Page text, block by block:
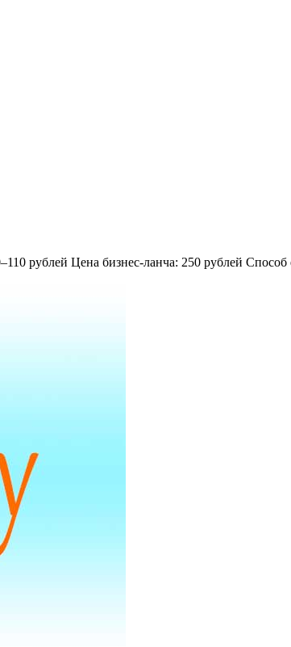
рублей Цена бизнес-ланча: 250 рублей